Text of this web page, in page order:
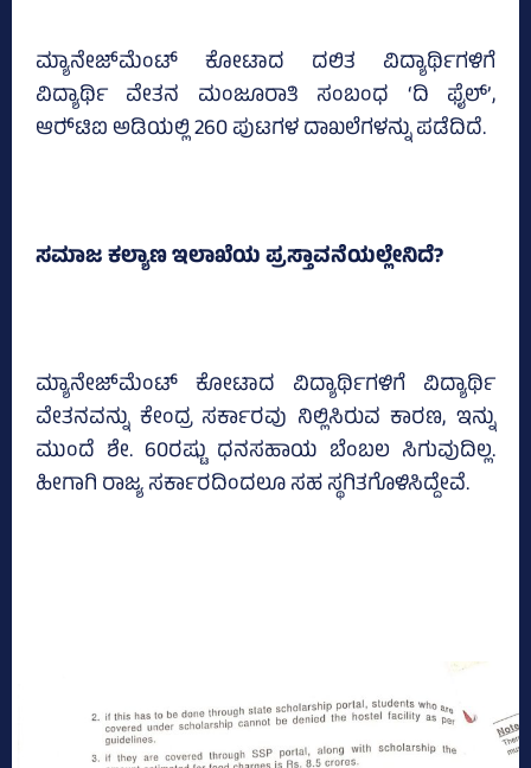
ಮ್ಯಾನೇಜ್‌ಮೆಂಟ್‌ ಕೋಟಾದ ದಲಿತ ವಿದ್ಯಾರ್ಥಿಗಳಿಗೆ
ವಿದ್ಯಾರ್ಥಿ ವೇತನ ಮಂಜೂರಾತಿ ಸಂಬಂಧ ‘ದಿ ಫೈಲ್‌’,
ಆರ್‍‌ಟಿಐ ಅಡಿಯಲ್ಲಿ 260 ಪುಟಗಳ ದಾಖಲೆಗಳನ್ನು ಪಡೆದಿದೆ.
ಸಮಾಜ ಕಲ್ಯಾಣ ಇಲಾಖೆಯ ಪ್ರಸ್ತಾವನೆಯಲ್ಲೇನಿದೆ?
ಮ್ಯಾನೇಜ್‌ಮೆಂಟ್‌ ಕೋಟಾದ ವಿದ್ಯಾರ್ಥಿಗಳಿಗೆ ವಿದ್ಯಾರ್ಥಿ
ವೇತನವನ್ನು ಕೇಂದ್ರ ಸರ್ಕಾರವು ನಿಲ್ಲಿಸಿರುವ ಕಾರಣ, ಇನ್ನು
ಮುಂದೆ ಶೇ. 60ರಷ್ಟು ಧನಸಹಾಯ ಬೆಂಬಲ ಸಿಗುವುದಿಲ್ಲ.
ಹೀಗಾಗಿ ರಾಜ್ಯ ಸರ್ಕಾರದಿಂದಲೂ ಸಹ ಸ್ಥಗಿತಗೊಳಿಸಿದ್ದೇವೆ.